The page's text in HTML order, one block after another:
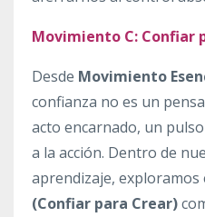
Movimiento C: Confiar
Desde Movimiento
confianza no es un
acto encarnado, un
a la acción. Dentro de
aprendizaje, exploramos
(Confiar para Crear)